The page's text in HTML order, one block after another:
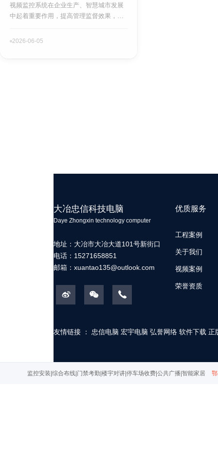
视频监控系统在企业生产、智慧城市发展
中起着重要作用，提高管理监督效果，实
2026-06-05
大冶忠信科技电脑
Daye Zhongxin technology computer
地址：大冶市大冶大道101号新街口
电话：15271658851
邮箱： xuantao135@outlook.com
优质服务
工程案例
关于我们
视频案例
荣誉资质
友情链接 ： 忠信电脑 宏宇电脑 弘誉网络 软件下载 正
监控安装|综合布线|门禁考勤|楼宇对讲|停车场收费|公共广播|智能家居